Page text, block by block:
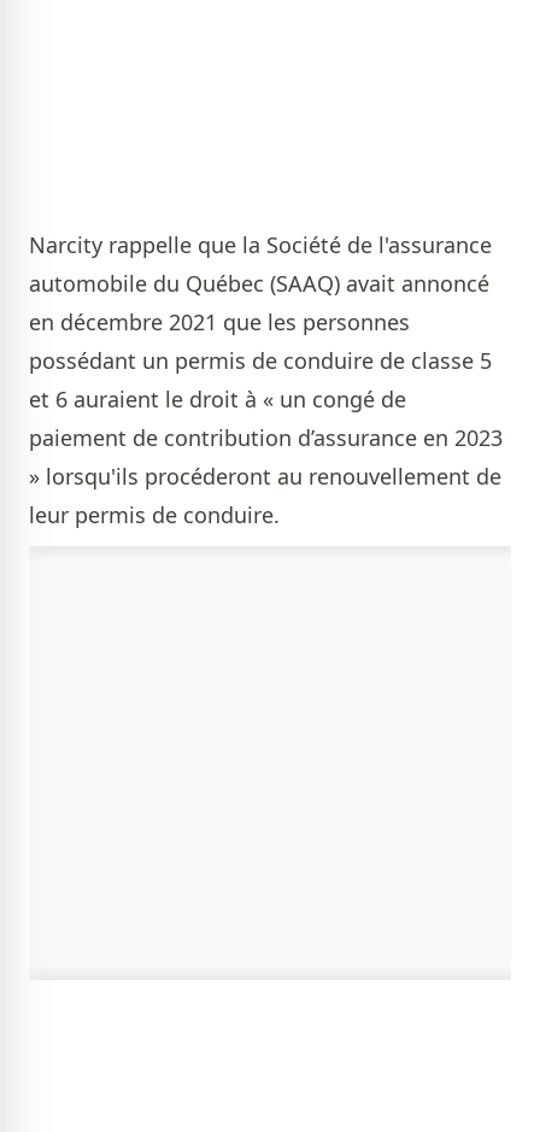
Narcity rappelle que la Société de l'assurance
automobile du Québec (SAAQ) avait annoncé
en décembre 2021 que les personnes
possédant un permis de conduire de classe 5
et 6 auraient le droit à « un congé de
paiement de contribution d’assurance en 2023
» lorsqu'ils procéderont au renouvellement de
leur permis de conduire.